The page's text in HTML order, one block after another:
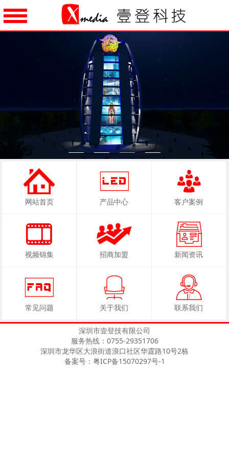
1 2 3 4
网站首页 产品中心 客户案例
视频锦集 招商加盟 新闻资讯
常见问题 关于我们 联系我们
深圳市壹登技有限公司
服务热线：0755-29351706
深圳市龙华区大浪街道浪口社区华霆路10号2栋
备案号：粤ICP备15070297号-1